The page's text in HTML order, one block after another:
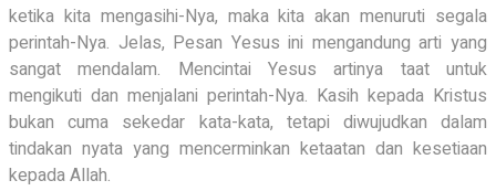
ketika kita mengasihi-Nya, maka kita akan menuruti segala
perintah-Nya. Jelas, Pesan Yesus ini mengandung arti yang
sangat mendalam. Mencintai Yesus artinya taat untuk
mengikuti dan menjalani perintah-Nya. Kasih kepada Kristus
bukan cuma sekedar kata-kata, tetapi diwujudkan dalam
tindakan nyata yang mencerminkan ketaatan dan kesetiaan
kepada Allah.